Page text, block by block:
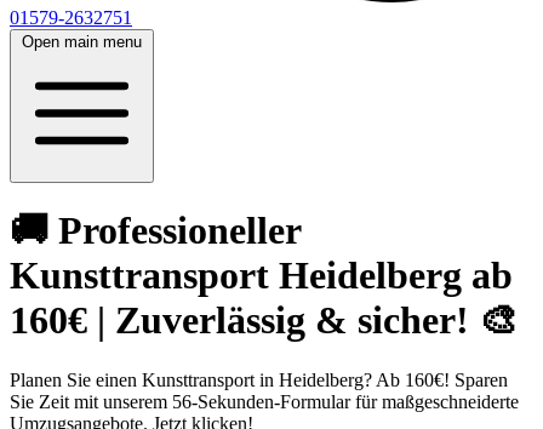
01579-2632751
Open main menu
🚚 Professioneller
Kunsttransport Heidelberg ab
160€ | Zuverlässig & sicher! 🎨
Planen Sie einen Kunsttransport in Heidelberg? Ab 160€! Sparen
Sie Zeit mit unserem 56-Sekunden-Formular für maßgeschneiderte
Umzugsangebote. Jetzt klicken!